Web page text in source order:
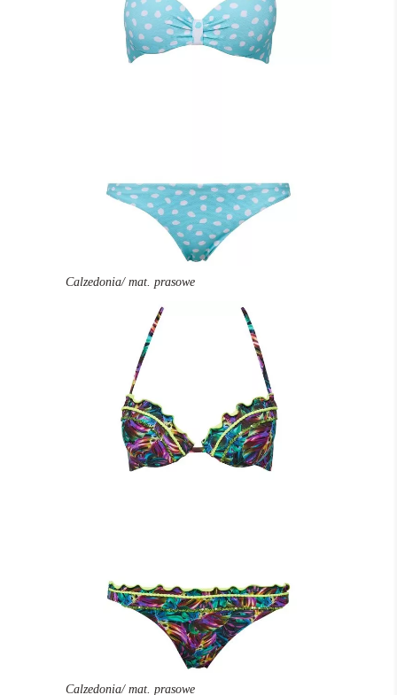
Calzedonia/ mat. prasowe
Calzedonia/ mat. prasowe